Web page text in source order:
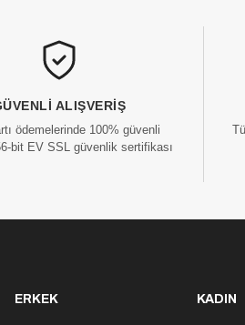
ALIŞVERIŞ
ödemelerinde 100% güvenli
bit EV SSL güvenlik sertifikası
ERKEK KADIN